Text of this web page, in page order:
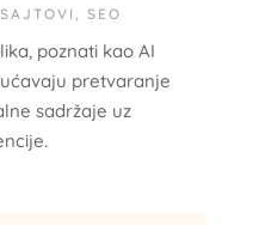
SAJTOVI , SEO
poznati kao AI
pretvaranje
sadržaje uz